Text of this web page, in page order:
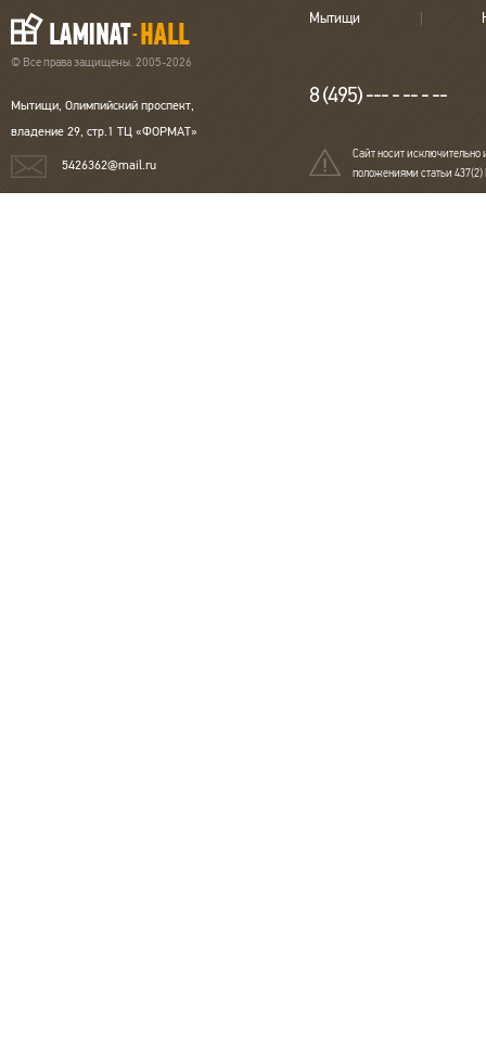
© Все права защищены. 2005-2026
Мытищи, Олимпийский проспект,
владение 29, стр.1 ТЦ «ФОРМАТ»
5426362@mail.ru
Мытищи
8 (495) --- - -- - --
Сайт носит исключительно
положениями статьи